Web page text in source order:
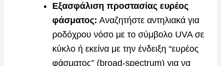
Εξασφάλιση προστασίας ευρέος
φάσματος: Αναζητήστε αντηλιακά για
ροδόχρου νόσο με το σύμβολο UVA σε
κύκλο ή εκείνα με την ένδειξη “ευρέος
φάσματος” (broad-spectrum) για να